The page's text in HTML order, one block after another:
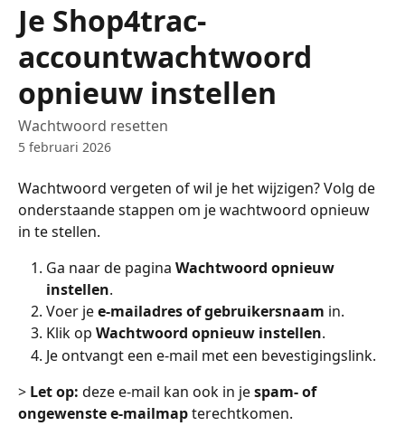
Je Shop4trac-
accountwachtwoord
opnieuw instellen
Wachtwoord resetten
5 februari 2026
Wachtwoord vergeten of wil je het wijzigen? Volg de
onderstaande stappen om je wachtwoord opnieuw
in te stellen.
Ga naar de pagina Wachtwoord opnieuw
instellen.
Voer je e-mailadres of gebruikersnaam in.
Klik op Wachtwoord opnieuw instellen.
Je ontvangt een e-mail met een bevestigingslink.
> Let op: deze e-mail kan ook in je spam- of
ongewenste e-mailmap terechtkomen.